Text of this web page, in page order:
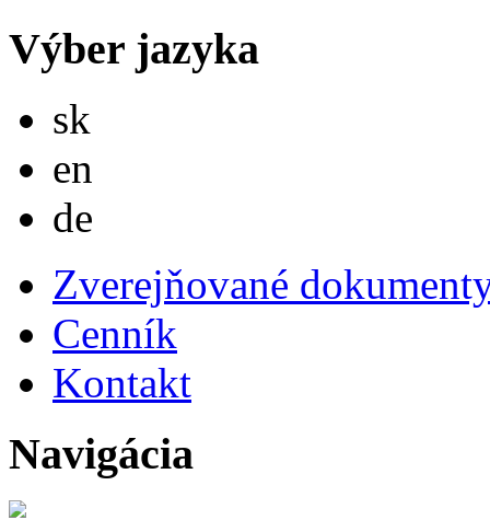
Výber jazyka
sk
en
de
Zverejňované
Cenník
Kontakt
Navigácia